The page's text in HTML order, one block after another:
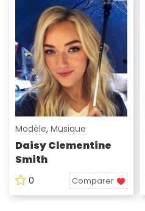
Modèle, Musique
Daisy Clementine
Smith
0 Comparer